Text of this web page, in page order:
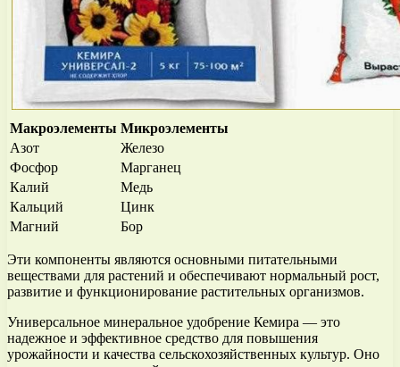
Макроэлементы Микроэлементы
Азот
Железо
Фосфор
Марганец
Калий
Медь
Кальций
Цинк
Магний
Бор
Эти компоненты являются основными питательными
веществами для растений и обеспечивают нормальный рост,
развитие и функционирование растительных организмов.
Универсальное минеральное удобрение Кемира — это
надежное и эффективное средство для повышения
урожайности и качества сельскохозяйственных культур. Оно